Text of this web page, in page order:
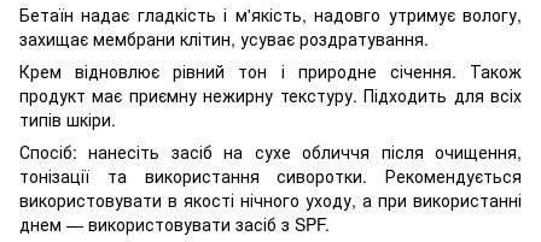
Бетаїн надає гладкість і м'якість, надовго утримує вологу,
захищає мембрани клітин, усуває роздратування.
Крем відновлює рівний тон і природне січення. Також
продукт має приємну нежирну текстуру. Підходить для всіх
типів шкіри.
Спосіб: нанесіть засіб на сухе обличчя після очищення,
тонізації та використання сиворотки. Рекомендується
використовувати в якості нічного уходу, а при використанні
днем — використовувати засіб з SPF.